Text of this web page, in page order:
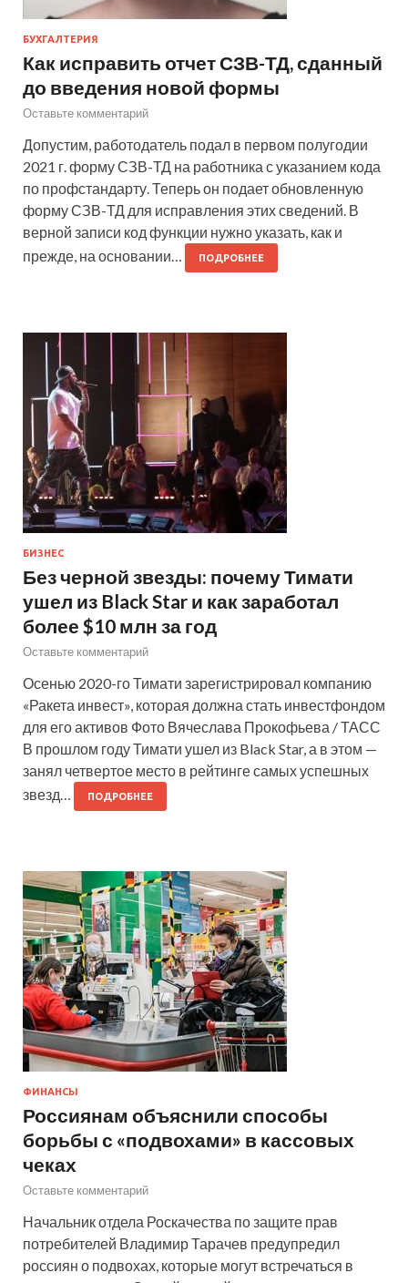
БУХГАЛТЕРИЯ
Как исправить отчет СЗВ-ТД, сданный
до введения новой формы
Оставьте комментарий
Допустим, работодатель подал в первом полугодии
2021 г. форму СЗВ-ТД на работника с указанием кода
по профстандарту. Теперь он подает обновленную
форму СЗВ-ТД для исправления этих сведений. В
верной записи код функции нужно указать, как и
прежде, на основании…
ПОДРОБНЕЕ
БИЗНЕС
Без черной звезды: почему Тимати
ушел из Black Star и как заработал
более $10 млн за год
Оставьте комментарий
Осенью 2020-го Тимати зарегистрировал компанию
«Ракета инвест», которая должна стать инвестфондом
для его активов Фото Вячеслава Прокофьева / ТАСС
В прошлом году Тимати ушел из Black Star, а в этом —
занял четвертое место в рейтинге самых успешных
звезд…
ПОДРОБНЕЕ
ФИНАНСЫ
Россиянам объяснили способы
борьбы с «подвохами» в кассовых
чеках
Оставьте комментарий
Начальник отдела Роскачества по защите прав
потребителей Владимир Тарачев предупредил
россиян о подвохах, которые могут встречаться в